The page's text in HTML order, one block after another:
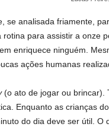
analisada friamente,
para assistir a onze
enriquece ninguém.
ações humanas
(o ato de jogar ou brincar).
Enquanto as crianças
do dia deve ser útil.